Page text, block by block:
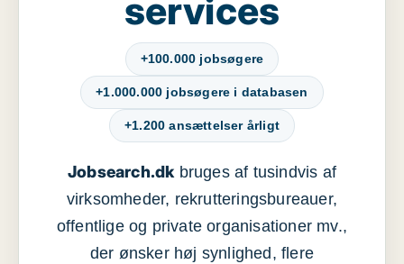
services
+100.000 jobsøgere
+1.000.000 jobsøgere i databasen
+1.200 ansættelser årligt
Jobsearch.dkbruges af tusindvis af
virksomheder, rekrutteringsbureauer,
offentlige og private organisationer mv.,
der ønsker høj synlighed, flere